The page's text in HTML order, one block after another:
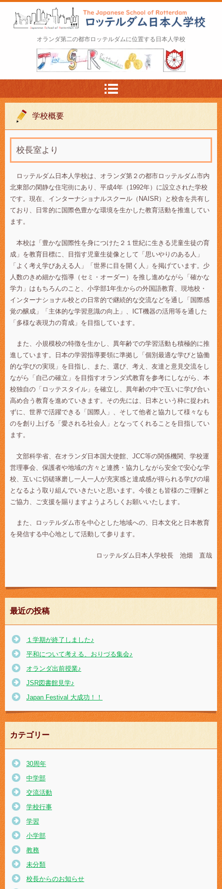
ロッテルダム日本人学校 The Japanese Schoo
l of Rotterdam
オランダ第二の都市ロッテルダムに位置する日本人学校
学校概要
校長室より
ロッテルダム日本人学校は、オランダ第２の都市ロッテルダム市内
北東部の閑静な住宅街にあり、平成4年（1992年）に設立された学校
です。現在、インターナショナルスクール（NAISR）と校舎を共有し
ており、日常的に国際色豊かな環境を生かした教育活動を推進してい
ます。
本校は「豊かな国際性を身につけた２１世紀に生きる児童生徒の育
成」を教育目標に、目指す児童生徒像として「思いやりのある人」
「よく考え学びあえる人」「世界に目を開く人」を掲げています。少
人数のきめ細かな指導（セミ・オーダー）を推し進めながら「確かな
学力」はもちろんのこと、小学部1年生からの外国語教育、現地校・
インターナショナル校との日常的で継続的な交流などを通し「国際感
覚の醸成」「主体的な学習意識の向上」、ICT機器の活用等を通した
「多様な表現力の育成」を目指しています。
また、小規模校の特徴を生かし、異年齢での学習活動も積極的に推
進しています。日本の学習指導要領に準拠し「個別最適な学びと協働
的な学びの実現」を目指し、また、選び、考え、友達と意見交流をし
ながら「自己の確立」を目指すオランダ式教育を参考にしながら、本
校独自の「ロッテスタイル」を確立し、異年齢の中で互いに学び合い
高め合う教育を進めていきます。その先には、日本という枠に捉われ
ずに、世界で活躍できる「国際人」、そして他者と協力して様々なも
のを創り上げる「愛される社会人」となってくれることを目指してい
ます。
文部科学省、在オランダ日本国大使館、JCC等の関係機関、学校運
営理事会、保護者や地域の方々と連携・協力しながら安全で安心な学
校、互いに切磋琢磨し一人一人が充実感と達成感が得られる学びの場
となるよう取り組んでいきたいと思います。今後とも皆様のご理解と
ご協力、ご支援を賜りますようよろしくお願いいたします。
また、ロッテルダム市を中心とした地域への、日本文化と日本教育
を発信する中心地として活動して参ります。
ロッテルダム日本人学校長 池畑 直哉
最近の投稿
１学期が終了しました♪
平和について考える、おりづる集会♪
オランダ出前授業♪
JSR図書館見学♪
Japan Festival 大成功！！
カテゴリー
30周年
中学部
交流活動
学校行事
学習
小学部
教務
未分類
校長からのお知らせ